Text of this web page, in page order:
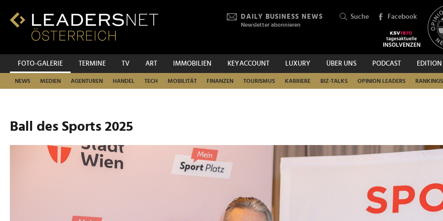
Inhalt
Fußzeilen-
Hauptnavigation
DAILY BUSINESS NEWS
Newsletter abonnieren
Suche Facebook
FOTO-GALERIE TERMINE TV ART IMMOBILIEN KEYACCOUNT LUXURY ÜBER UNS PODCAST EDITION
NEWS MEDIEN AGENTUREN HANDEL TECH MOBILITÄT FINANZEN TOURISMUS KARRIERE BIZ-TALKS OPINION LEADERS RANKINGS
SUCHEN
Ball des Sports 2025